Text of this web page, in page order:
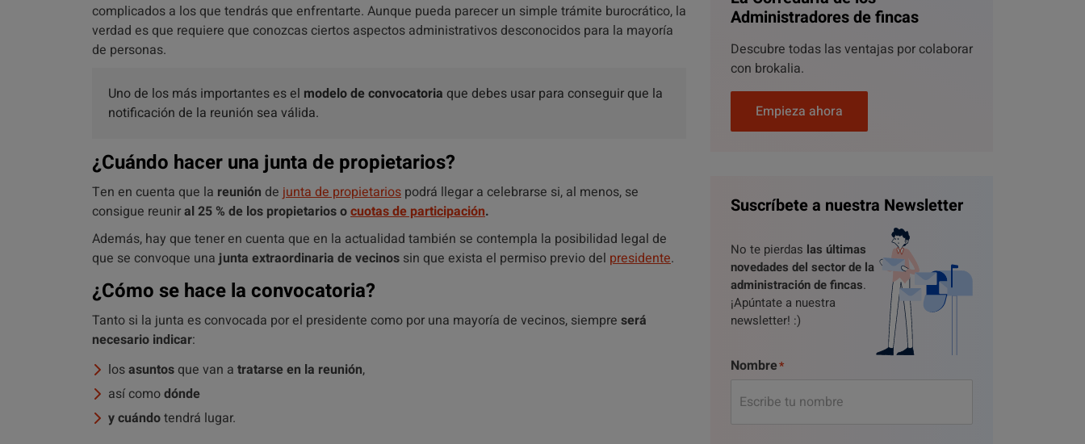
complicados a los que tendrás que enfrentarte. Aunque pueda parecer un simple trámite burocrático, la
verdad es que requiere que conozcas ciertos aspectos administrativos desconocidos para la mayoría
de personas.
Uno de los más importantes es el modelo de convocatoria que debes usar para conseguir que la
notificación de la reunión sea válida.
¿Cuándo hacer una junta de propietarios?
Ten en cuenta que la reunión de junta de propietarios podrá llegar a celebrarse si, al menos, se
consigue reuniral 25 % de los propietarios ocuotas de participación.
Además, hay que tener en cuenta que en la actualidad también se contempla la posibilidad legal de
que se convoque unajunta extraordinaria de vecinos sin que exista el permiso previo del presidente.
¿Cómo se hace la convocatoria?
Tanto si la junta es convocada por el presidente como por una mayoría de vecinos, siempre será
necesario indicar:
losasuntos que van a tratarse en la reunión,
así comodónde
y cuándotendrá lugar.
Administradores de fincas
Descubre todas las ventajas por colaborar
con brokalia.
Empieza ahora
Suscríbete a nuestra Newsletter
No te pierdas las últimas
novedades del sector de la
administración de fincas.
¡Apúntate a nuestra
newsletter! :)
Nombre